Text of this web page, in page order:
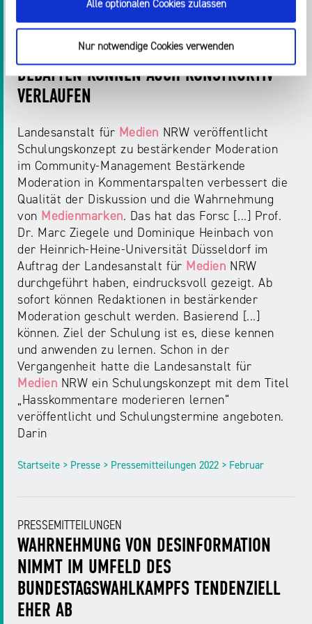
Alle optionalen Cookies zulassen
Nur notwendige Cookies verwenden
PRESSEMITTEILUNGEN
"HALLO LIEBE COMMUNITY!" - ONLINE-
DEBATTEN KÖNNEN AUCH KONSTRUKTIV
VERLAUFEN
Landesanstalt für Medien NRW veröffentlicht
Schulungskonzept zu bestärkender Moderation
im Community-Management Bestärkende
Moderation in Kommentarspalten verbessert die
Qualität der Diskussion und die Wahrnehmung
von Medienmarken. Das hat das Forsc [...] Prof.
Dr. Marc Ziegele und Dominique Heinbach von
der Heinrich-Heine-Universität Düsseldorf im
Auftrag der Landesanstalt für Medien NRW
durchgeführt haben, eindrucksvoll gezeigt. Ab
sofort können Redaktionen in bestärkender
Moderation geschult werden. Basierend [...]
können. Ziel der Schulung ist es, diese kennen
und anwenden zu lernen. Schon in der
Vergangenheit hatte die Landesanstalt für
Medien NRW ein Schulungskonzept mit dem Titel
„Hasskommentare moderieren lernen“
veröffentlicht und Schulungstermine angeboten.
Darin
Startseite > Presse > Pressemitteilungen 2022 > Februar
PRESSEMITTEILUNGEN
WAHRNEHMUNG VON DESINFORMATION
NIMMT IM UMFELD DES
BUNDESTAGSWAHLKAMPFS TENDENZIELL
EHER AB